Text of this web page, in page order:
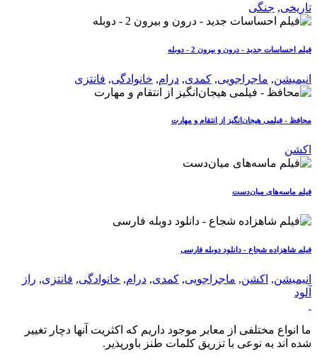
تاریخی, جنگی
فیلم احساسات جدید - درون و بیرون 2 - دوبله
انیمیشن, ماجراجویی, کمدی, درام, خانوادگی, فانتزی
محافظ - فیلمی هیجان‌انگیز از انتقام و مهارت
اکشن
فیلم ماسه‌های میان‌دست
فیلم شاهزاده شجاع - دانلود دوبله فارسی
انیمیشن, اکشن, ماجراجویی, کمدی, درام, خانوادگی, فانتزی, راز
آلود
ما انواع مختلفی از معابر موجود داریم که اکثریت آنها دچار تغییر
شده اند به نوعی با تزریق کلمات طنز باورپذیر.